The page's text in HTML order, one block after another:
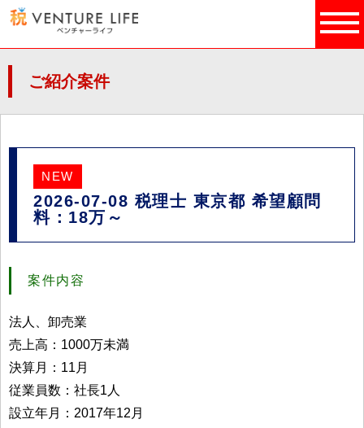
ご紹介案件
NEW
2026-07-08 税理士 東京都 希望顧問
料：18万～
案件内容
法人、卸売業
売上高：1000万未満
決算月：11月
従業員数：社長1人
設立年月：2017年12月